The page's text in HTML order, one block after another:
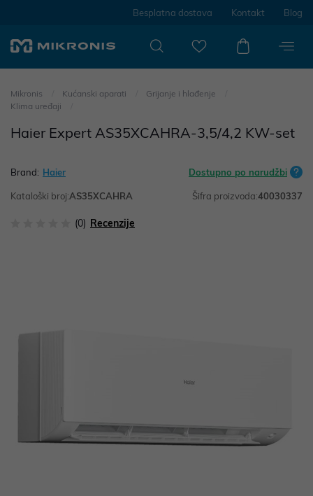
Besplatna dostava Kontakt Blog
Mikronis Kućanski aparati
Grijanje i hlađenje
Klima uređaji
Haier Expert AS35XCAHRA-3,5/4,2 KW-set
Brand: Haier Dostupno po narudžbi
Kataloški broj:AS35XCAHRA Šifra proizvoda:40030337
(0) Recenzije